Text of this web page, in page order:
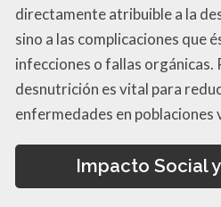
directamente atribuible a la
sino a las complicaciones que
infecciones o fallas orgánicas.
desnutrición es vital para
enfermedades en poblaciones
Impacto Social